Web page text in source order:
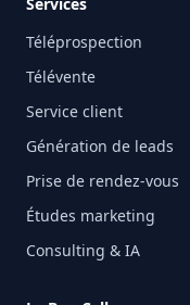
Téléprospection
Télévente
Service client
Génération de leads
Prise de rendez-vous
Études marketing
Consulting & IA